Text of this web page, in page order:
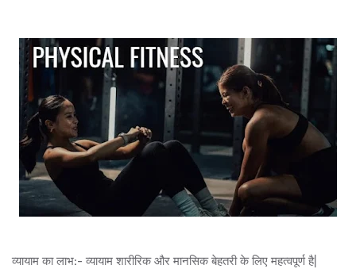
व्यायाम का लाभ:- व्यायाम शारीरिक और मानसिक बेहतरी के लिए महत्वपूर्ण है|